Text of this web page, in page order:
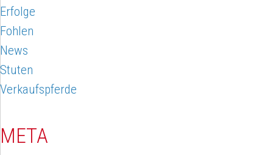
Erfolge
Fohlen
News
Stuten
Verkaufspferde
META